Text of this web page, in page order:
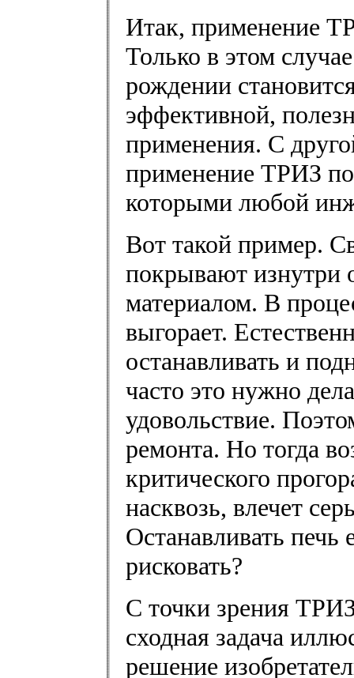
Итак, применение
Только в этом
рождении
эффективной,
применения. С
применение ТРИЗ
которыми любой
Вот такой пример.
покрывают изнутри
материалом. В
выгорает.
останавливать и
часто это нужно
удовольствие.
ремонта. Но тогда
критического
насквозь, влечет
Останавливать печь
рисковать?
С точки зрения
сходная задача
решение